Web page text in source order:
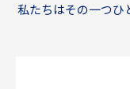
私たちはその一つひ